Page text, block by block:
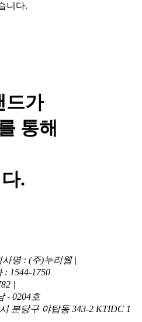
니다.
드가
통해
.
명 : (주)누리웹 |
1544-1750
|
- 0204호
분당구 야탑동 343-2 KTIDC 1